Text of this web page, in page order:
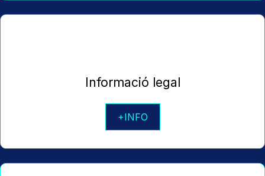
Informació legal
+INFO